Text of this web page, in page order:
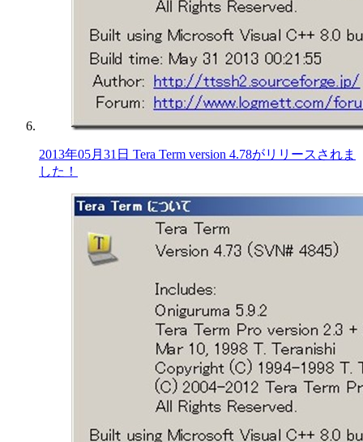
2013年05月31日 Tera Term version 4.78がリリースされま
した！